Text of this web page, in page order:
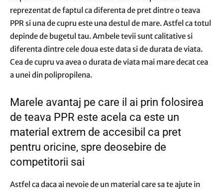
reprezentat de faptul ca diferenta de pret dintre o teava
PPR si una de cupru este una destul de mare. Astfel ca totul
depinde de bugetul tau. Ambele tevii sunt calitative si
diferenta dintre cele doua este data si de durata de viata.
Cea de cupru va avea o durata de viata mai mare decat cea
a unei din polipropilena.
Marele avantaj pe care il ai prin folosirea
de teava PPR este acela ca este un
material extrem de accesibil ca pret
pentru oricine, spre deosebire de
competitorii sai
Astfel ca daca ai nevoie de un material care sa te ajute in